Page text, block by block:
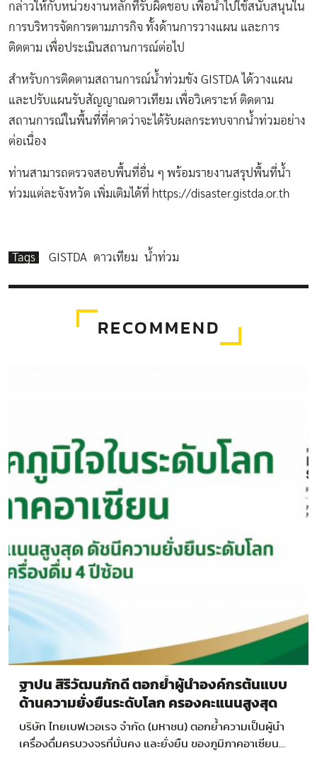
กล่าวให้กับหน่วยงานหลักที่รับผิดชอบ เพื่อนำไปใช้สนับสนุนใน
การบริหารจัดการตามภารกิจ ทั้งด้านการวางแผน และการ
ติดตาม เพื่อประเมินสถานการณ์ต่อไป
สำหรับการติดตามสถานการณ์น้ำท่วมขัง GISTDA ได้วางแผน
และปรับแผนรับสัญญาณดาวเทียม เพื่อวิเคราะห์ ติดตาม
สถานการณ์ในพื้นที่ที่คาดว่าจะได้รับผลกระทบจากน้ำท่วมอย่าง
ต่อเนื่อง
ท่านสามารถตรวจสอบพื้นที่อื่น ๆ พร้อมรายงานสรุปพื้นที่น้ำ
ท่วมแต่ละจังหวัด เพิ่มเติมได้ที่ https://disaster.gistda.or.th
Tags GISTDA ดาวเทียม น้ำท่วม
RECOMMEND
ฐาปน สิริวัฒนภักดี ตอกย้ำผู้นำองค์กรต้นแบบ
ด้านความยั่งยืนระดับโลก ครองคะแนนสูงสุด
DJSI โลก 4 ปีซ้อน
บริษัท ไทยเบฟเวอเรจ จำกัด (มหาชน) ตอกย้ำความเป็นผู้นำ
เครื่องดื่มครบวงจรที่มั่นคง และยั่งยืน ของภูมิภาคอาเซียน…